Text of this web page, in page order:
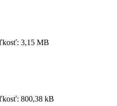
3,15 MB
800,38 kB